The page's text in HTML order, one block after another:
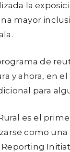
la
mayor
de
y ahora,
para
es el
como